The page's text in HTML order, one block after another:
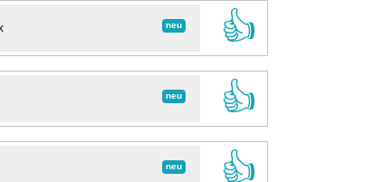
neu
👍
neu
👍
neu
👍